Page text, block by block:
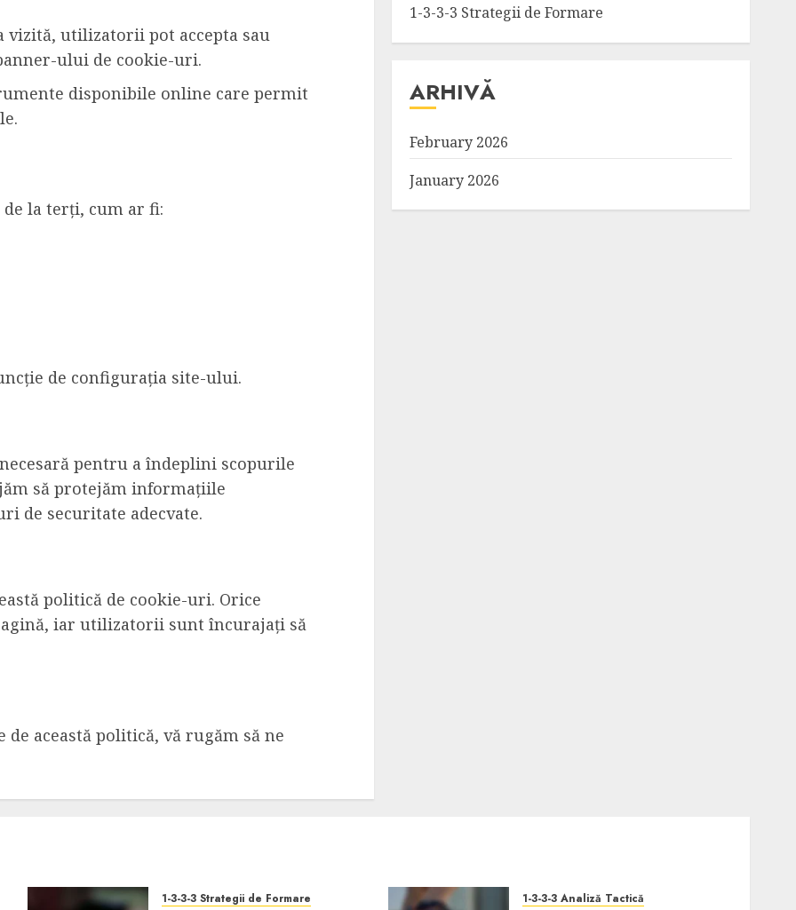
vizită, utilizatorii pot accepta sau
ului de cookie-uri.
disponibile online care permit
la terți, cum ar fi:
de configurația site-ului.
pentru a îndeplini scopurile
să protejăm informațiile
de securitate adecvate.
politică de cookie-uri. Orice
iar utilizatorii sunt încurajați să
această politică, vă rugăm să ne
1-3-3-3 Strategii de Formare
ARHIVĂ
February 2026
January 2026
1-3-3-3 Strategii de Formare 1-3-3-3 Analiză Tactică